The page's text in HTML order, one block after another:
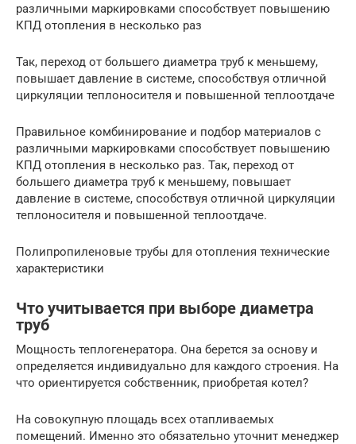
различными маркировками способствует повышению
КПД отопления в несколько раз
Так, переход от большего диаметра труб к меньшему,
повышает давление в системе, способствуя отличной
циркуляции теплоносителя и повышенной теплоотдаче
Правильное комбинирование и подбор материалов с
различными маркировками способствует повышению
КПД отопления в несколько раз. Так, переход от
большего диаметра труб к меньшему, повышает
давление в системе, способствуя отличной циркуляции
теплоносителя и повышенной теплоотдаче.
Полипропиленовые трубы для отопления технические
характеристики
Что учитывается при выборе диаметра
труб
Мощность теплогенератора. Она берется за основу и
определяется индивидуально для каждого строения. На
что ориентируется собственник, приобретая котел?
На совокупную площадь всех отапливаемых
помещений. Именно это обязательно уточнит менеджер